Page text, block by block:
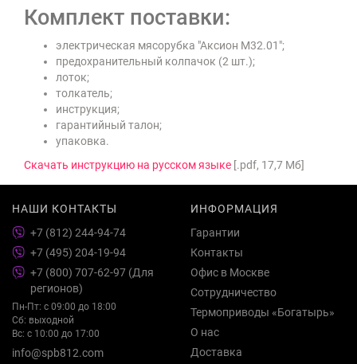
Комплект поставки:
электрическая мясорубка "Аксион М32.01";
предохранительный колпачок (2 шт.);
лоток;
толкатель;
инструкция;
гарантийный талон;
упаковка.
Скачать инструкцию на русском языке [.pdf, 17,7 Мб]
НАШИ КОНТАКТЫ
+7 (812) 244-94-74
+7 (495) 204-19-94
+7 (800) 707-62-97 (Для
регионов)
Пн-Пт: с 09:00 до 18:00
Сб: выходной
Вс: с 10:00 до 17:00
info@spb812.com
ИНФОРМАЦИЯ
Гарантии
Контакты
Офис в Москве
Сотрудничество
Термоприводы «Богатырь»
О нас
Доставка